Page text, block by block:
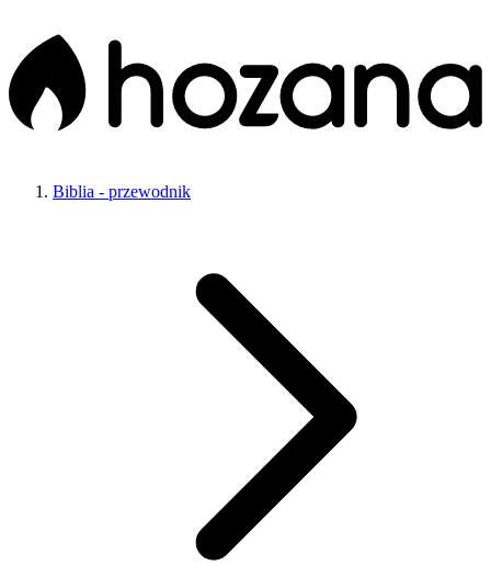
Biblia - przewodnik